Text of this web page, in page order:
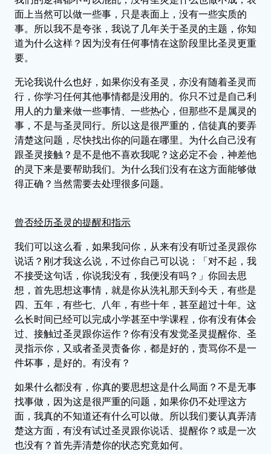
面上当然可以做一些事，只是表面上，没有一些实质的
事。所以我不是夸张，我说了几年关于圣灵的主题，你知
道为什么这样？因为没有任何事情在这阶段里比圣灵更重
要。
无论我说什么也好，如果你没有圣灵，亦没有随着圣灵而
行，你学习任何其他事情都是没用的。你只不过是自己利
用人的力量来做一些事情、一些热心，但那些不是属灵的
事，不是与圣灵同行。所以这是很严重的，信徒真的要弄
清楚这问题，尽快找出你的问题在哪里。为什么自己没有
跟圣灵接触？是不是他不喜欢我呢？这必定不会，神差他
的灵下来是要帮助我们。为什么我们没有在这方面能够做
得正确？当然需要去处理很多问题。
曾否经历圣灵的提醒和指示
我们可以这么看，如果我问你，从来有没有听过圣灵跟你
说话？刚才我这么说，不过你自己可以说：「对不起，我
不接受这句话，你说我没有，我便没有吗？」你回去思
想，首先思想这事情，就是你从洗礼那天到今天，有些是
四、五年，有些七、八年，有些十年，甚至超过十年。这
么长时间已经可以完成小学甚至中学课程，你有没有体会
过、接触过圣灵跟你运作？你有没有发觉圣灵提醒你、圣
灵指示你，又或者圣灵责备你，都是好的，责骂你不是一
件坏事，是好的。有没有？
如果什么都没有，你真的要思想这是什么局面？不是无事
找事做，因为这是很严重的问题，如果你仍不处理这方
面，我真的不知道还有什么可以做。所以我们要认真弄清
楚这方面，有没有试过圣灵跟你说话、提醒你？或是一次
也没有？首先弄清楚你的状态究竟如何。